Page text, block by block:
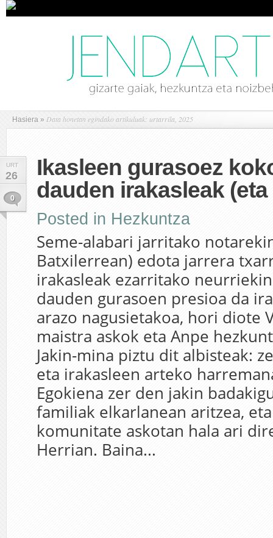
Hasiera » Data honetan egindako artikuluak: urtarrila, 2025
URT
26
0
Ikasleen gurasoez
dauden irakasleak
Posted in Hezkuntza
Seme-alabari jarritako
Batxilerrean) edota jarrera
irakasleak ezarritako
dauden gurasoen presioa da
arazo nagusietakoa, hori diote
maistra askok eta Anpe
Jakin-mina piztu dit albisteak:
eta irakasleen arteko
Egokiena zer den jakin
familiak elkarlanean aritzea,
komunitate askotan hala ari
Herrian. Baina...